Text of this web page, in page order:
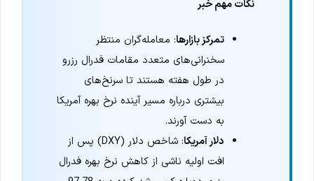
نکات مهم خبر
تمرکز بازارها: معامله‌گران منتظر
سخنرانی‌های متعدد مقامات فدرال رزرو
در طول هفته هستند تا سرنخ‌های
بیشتری درباره مسیر آینده نرخ بهره آمریکا
به دست آورند.
دلار آمریکا
: شاخص دلار (DXY) پس از
افت اولیه ناشی از کاهش نرخ بهره فدرال